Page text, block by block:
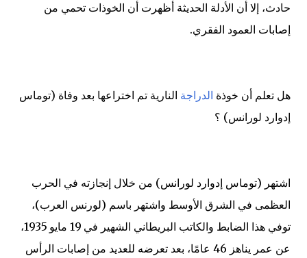
حادث، إلا أن الأدلة الحديثة أظهرت أن الخوذات تحمي من
إصابات العمود الفقري.
هل تعلم أن خوذة الدراجة النارية تم اختراعها بعد وفاة (توماس
إدوارد لورانس) ؟
اشتهر (توماس إدوارد لورانس) من خلال إنجازته في الحرب
العظمى في الشرق الأوسط واشتهر باسم (لورنس العرب)،
توفي هذا الضابط والكاتب البريطاني الشهير في 19 مايو 1935،
عن عمر يناهز 46 عامًا، بعد تعرضه للعديد من إصابات الرأس